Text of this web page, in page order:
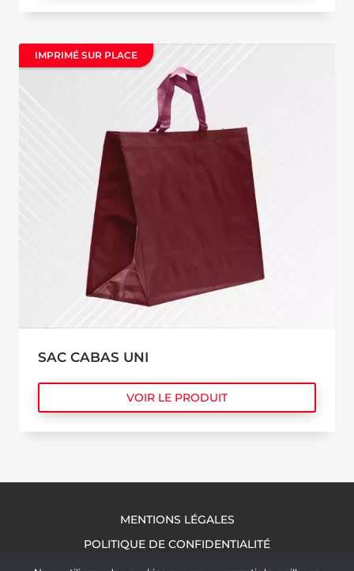
IMPRIMÉ SUR PLACE
SAC CABAS UNI
VOIR LE PRODUIT
IMPRIMÉ SUR PLACE
MENTIONS LÉGALES
POLITIQUE DE CONFIDENTIALITÉ